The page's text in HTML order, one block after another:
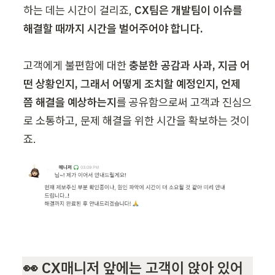
하는 데는 시간이 걸리죠, CX팀은 개발팀이 이슈를
해결할 때까지 시간을 벌어주어야 합니다.
고객에게 불편함에 대한 충분한 공감과 사과, 지금 어
떤 상황인지, 그래서 어떻게 조치할 예정인지, 언제
쯤 해결을 예상하는지를 공유함으로써 고객과 진심으
로 소통하고, 문제 해결을 위한 시간을 확보하는 것이
👀 CX매니저 앞에는 고객이 앉아 있어